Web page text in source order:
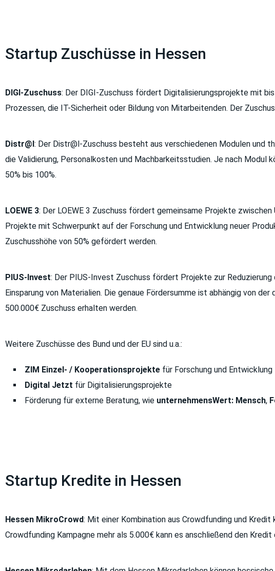
Startup Zuschüsse in Hessen
DIGI-Zuschuss: Der DIGI-Zuschuss fördert Digitalisierungsprojekte mit
Prozessen, die IT-Sicherheit oder Bildung von Mitarbeitenden. Der
Distr@l: Der Distr@l-Zuschuss besteht aus verschiedenen Modulen und
die Validierung, Personalkosten und Machbarkeitsstudien. Je nach Modul
50% bis 100%.
LOEWE 3: Der LOEWE 3 Zuschuss fördert gemeinsame Projekte
Projekte mit Schwerpunkt auf der Forschung und Entwicklung neuer
Zuschusshöhe von 50% gefördert werden.
PIUS-Invest: Der PIUS-Invest Zuschuss fördert Projekte zur
Einsparung von Materialien. Die genaue Fördersumme ist abhängig von
500.000€ Zuschuss erhalten werden.
Weitere Zuschüsse des Bund und der EU sind u.a.:
ZIM Einzel- / Kooperationsprojekte für Forschung und Entwicklung
Digital Jetzt für Digitalisierungsprojekte
Förderung für externe Beratung, wie unternehmensWert: Mensch,
Startup Kredite in Hessen
Hessen MikroCrowd: Mit einer Kombination aus Crowdfunding und
Crowdfunding Kampagne mehr als 5.000€ kann es anschließend den